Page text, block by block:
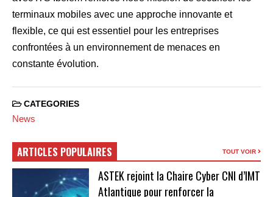
terminaux mobiles avec une approche innovante et
flexible, ce qui est essentiel pour les entreprises
confrontées à un environnement de menaces en
constante évolution.
CATEGORIES
News
ARTICLES POPULAIRES TOUT VOIR
ASTEK rejoint la Chaire Cyber CNI d’IMT
Atlantique pour renforcer la